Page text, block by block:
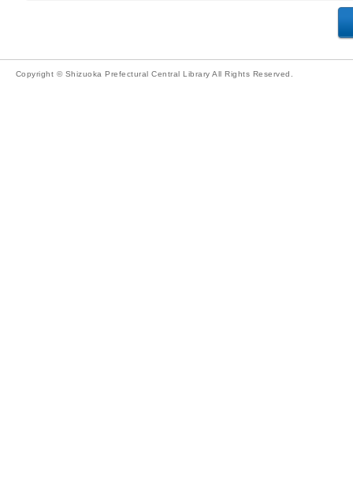
Copyright © Shizuoka Prefectural Central Library All Rights Reserved.